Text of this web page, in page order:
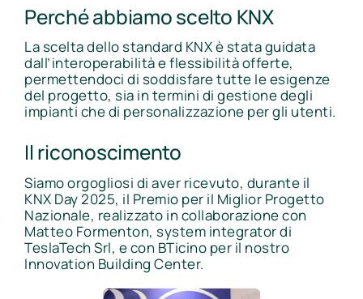
Perché abbiamo scelto KNX
La scelta dello standard KNX è stata guidata
dall’interoperabilità e flessibilità offerte,
permettendoci di soddisfare tutte le esigenze
del progetto, sia in termini di gestione degli
impianti che di personalizzazione per gli utenti.
Il riconoscimento
Siamo orgogliosi di aver ricevuto, durante il
KNX Day 2025, il Premio per il Miglior Progetto
Nazionale, realizzato in collaborazione con
Matteo Formenton, system integrator di
TeslaTech Srl, e con BTicino per il nostro
Innovation Building Center.